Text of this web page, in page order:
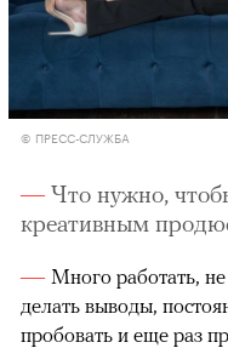
© ПРЕСС-СЛУЖБА
Что нужно,
креативным
Много работать,
делать выводы,
пробовать и еще раз